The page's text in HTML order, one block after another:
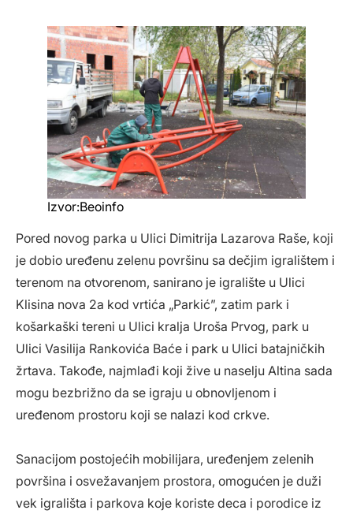
Izvor:Beoinfo
Pored novog parka u Ulici Dimitrija Lazarova Raše, koji
je dobio uređenu zelenu površinu sa dečjim igralištem i
terenom na otvorenom, sanirano je igralište u Ulici
Klisina nova 2a kod vrtića „Parkić”, zatim park i
košarkaški tereni u Ulici kralja Uroša Prvog, park u
Ulici Vasilija Rankovića Baće i park u Ulici batajničkih
žrtava. Takođe, najmlađi koji žive u naselju Altina sada
mogu bezbrižno da se igraju u obnovljenom i
uređenom prostoru koji se nalazi kod crkve.
Sanacijom postojećih mobilijara, uređenjem zelenih
površina i osvežavanjem prostora, omogućen je duži
vek igrališta i parkova koje koriste deca i porodice iz